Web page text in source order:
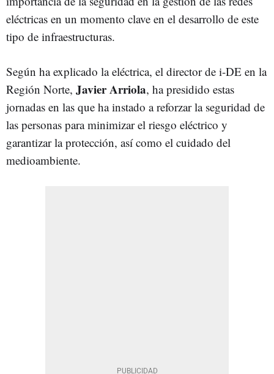
eléctricas en un momento clave en el desarrollo de este
tipo de infraestructuras.
Según ha explicado la eléctrica, el director de i-DE en la
Región Norte, Javier Arriola, ha presidido estas
jornadas en las que ha instado a reforzar la seguridad de
las personas para minimizar el riesgo eléctrico y
garantizar la protección, así como el cuidado del
medioambiente.